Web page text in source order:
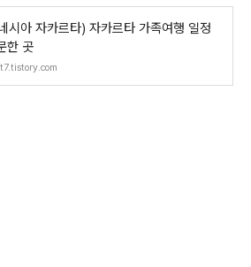
시아 자카르타) 자카르타 가족여행 일정
한 곳